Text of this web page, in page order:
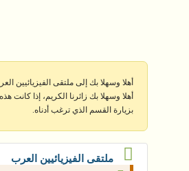
أهلا وسهلا بك إلى ملتقى الفيزيائيين
أهلا وسهلا بك زائرنا الكريم، إذا كانت
بزيارة القسم الذي ترغب أدناه.
ملتقى الفيزيائيين العرب